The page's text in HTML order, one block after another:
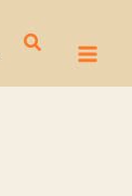
Поиск